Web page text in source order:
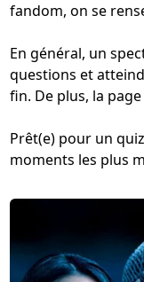
fandom, on se
En général, un
questions et
fin. De plus, la
Prêt(e) pour un
moments les plus